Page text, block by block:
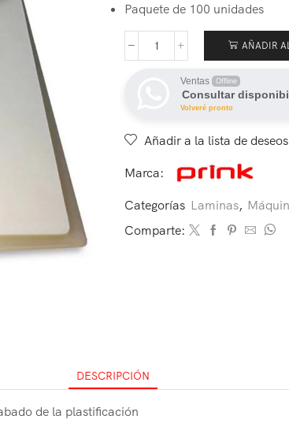
Paquete de 100 unidades
AÑADIR
Ventas Offline
Consultar
Volveré pronto
Añadir a la lista de deseos
Marca:
Categorías Laminas,
Comparte:
DESCRIPCIÓN
de la plastificación